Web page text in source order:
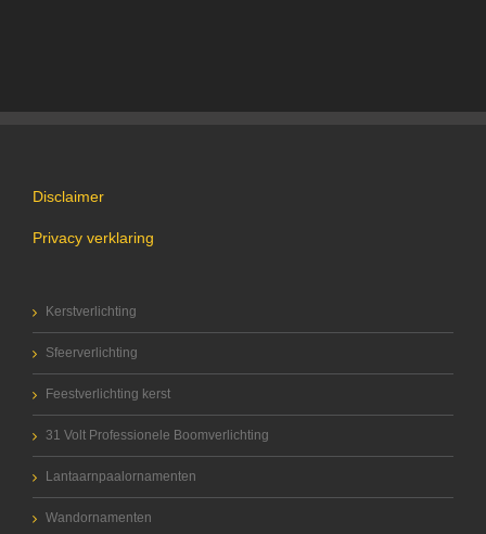
Disclaimer
Privacy verklaring
Kerstverlichting
Sfeerverlichting
Feestverlichting kerst
31 Volt Professionele Boomverlichting
Lantaarnpaalornamenten
Wandornamenten